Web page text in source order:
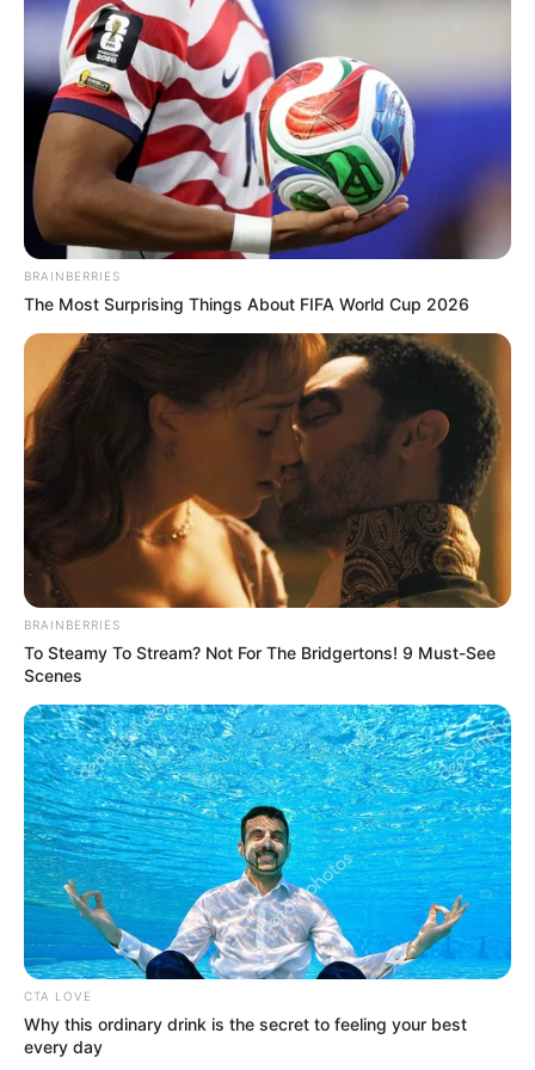
BRAINBERRIES
The Most Surprising Things About FIFA World Cup 2026
BRAINBERRIES
To Steamy To Stream? Not For The Bridgertons! 9 Must-See
Scenes
CTA LOVE
Why this ordinary drink is the secret to feeling your best
every day